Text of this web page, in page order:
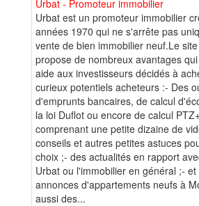
Urbat - Promoteur immobilier
Urbat est un promoteur immobilier
années 1970 qui ne s'arrête pas
vente de bien immobilier neuf.Le
propose de nombreux avantages
aide aux investisseurs décidés à
curieux potentiels acheteurs :- Des
d'emprunts bancaires, de calcul
la loi Duflot ou encore de calcul
comprenant une petite dizaine de
conseils et autres petites astuces
choix ;- des actualités en rapport
Urbat ou l'immobilier en général ;-
annonces d'appartements neufs à
aussi des...